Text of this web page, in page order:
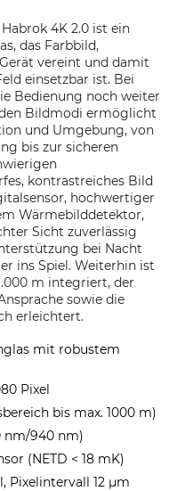
4K 2.0 ist ein
das Farbbild,
vereint und damit
einsetzbar ist. Bei
Bedienung noch weiter
Bildmodi ermöglicht
und Umgebung, von
bis zur sicheren
kontrastreiches Bild
hochwertiger
Wärmebilddetektor,
Sicht zuverlässig
bei Nacht
ins Spiel. Weiterhin ist
m integriert, der
sowie die
erleichtert.
mit robustem
Pixel
bis max. 1000 m)
nm/940 nm)
(NETD < 18 mK)
Pixelintervall 12 µm